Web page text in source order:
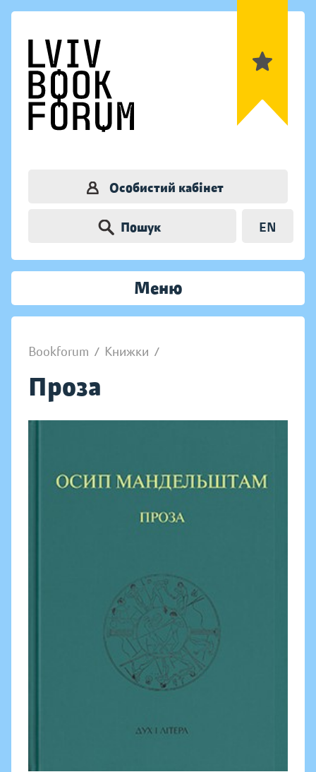
Особистий кабінет
Пошук EN
Меню
Bookforum / Книжки /
Проза